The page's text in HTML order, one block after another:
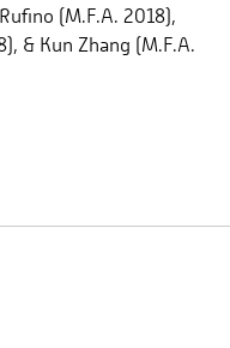
(M.F.A. 2018),
& Kun Zhang (M.F.A.